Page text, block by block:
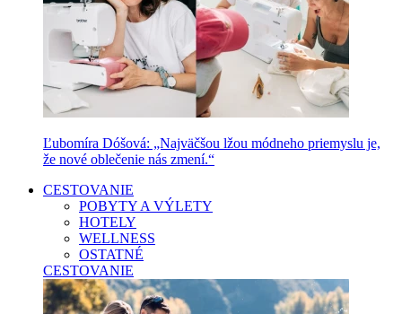
Ľubomíra Dóšová: „Najväčšou lžou módneho priemyslu je,
že nové oblečenie nás zmení.“
CESTOVANIE
POBYTY A VÝLETY
HOTELY
WELLNESS
OSTATNÉ
CESTOVANIE